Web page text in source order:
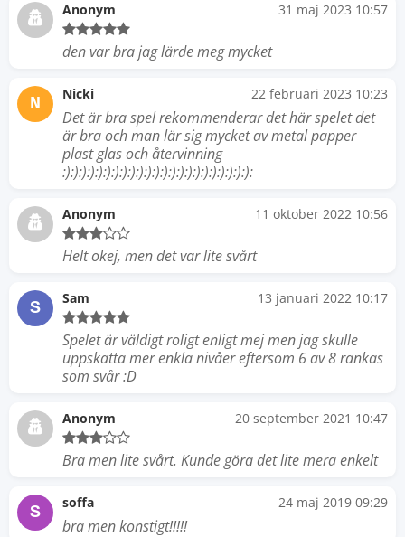
Anonym 31 maj 2023 10:57
den var bra jag lärde meg mycket
N Nicki 22 februari 2023 10:23
Det är bra spel rekommenderar det här spelet det
är bra och man lär sig mycket av metal papper
plast glas och återvinning
:):):):):):):):):):):):):):):):):):):):):):):):
Anonym 11 oktober 2022 10:56
Helt okej, men det var lite svårt
S Sam 13 januari 2022 10:17
Spelet är väldigt roligt enligt mej men jag skulle
uppskatta mer enkla nivåer eftersom 6 av 8 rankas
som svår :D
Anonym 20 september 2021 10:47
Bra men lite svårt. Kunde göra det lite mera enkelt
S soffa 24 maj 2019 09:29
bra men konstigt!!!!!